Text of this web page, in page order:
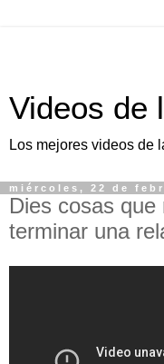
Videos de
Los mejores videos de
miércoles, 22 de
Dies cosas
terminar una